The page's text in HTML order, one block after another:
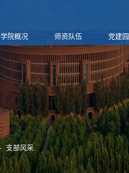
学院概况 师资队伍 党建
支部风采